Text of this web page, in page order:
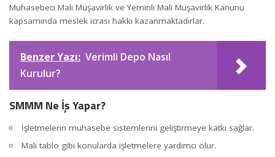
Muhasebeci Mali Müşavirlik ve Yeminli Mali Müşavirlik Kanunu
kapsamında meslek icrası hakkı kazanmaktadırlar.
Benzer Yazı: Verimli Depo Nasıl
Kurulur?
SMMM Ne İş Yapar?
İşletmelerin muhasebe sistemlerini geliştirmeye katkı sağlar.
Mali tablo gibi konularda işletmelere yardımcı olur.